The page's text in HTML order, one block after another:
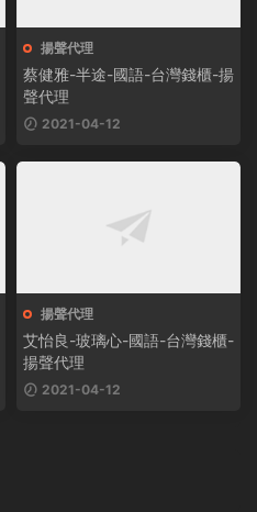
揚聲代理
蔡健雅-半途-國語-台灣錢櫃-揚
聲代理
2021-04-12
揚聲代理
艾怡良-玻璃心-國語-台灣錢櫃-
揚聲代理
2021-04-12